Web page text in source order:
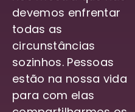
devemos enfrentar
todas as
circunstâncias
sozinhos. Pessoas
estão na nossa vida
para com elas